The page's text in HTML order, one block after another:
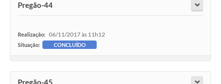
Conselho Municipal
Pregão-44
Realização: 06/11/2017 às 11h12
Situação: CONCLUÍDO
Pregão-45